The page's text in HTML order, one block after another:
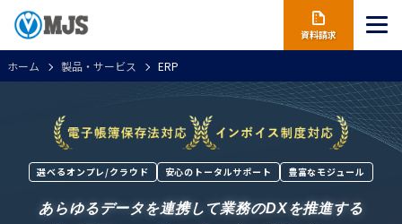
資料請求
ホーム 製品・サービス ERP
選べるオンプレ/クラウド 安心のトータルサポート 豊富なモジュール
あらゆるデータを連携して業務のDXを推進する